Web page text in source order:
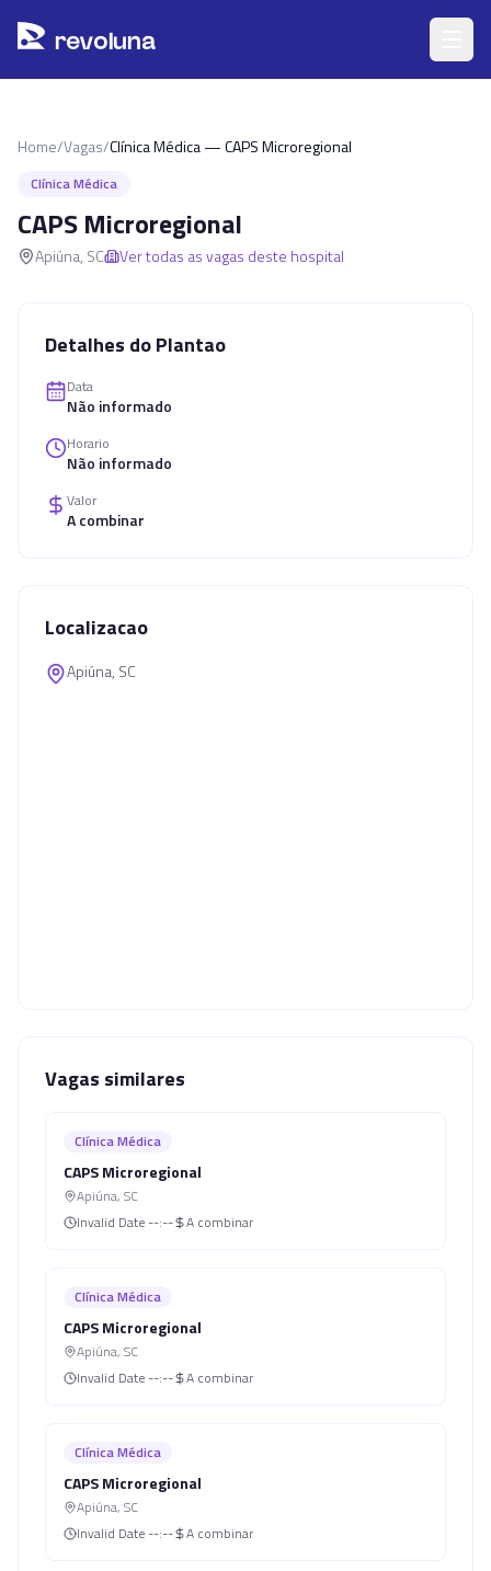
revoluna
Home/Vagas/Clínica Médica — CAPS Microregional
Clínica Médica
CAPS Microregional
Apiúna, SC Ver todas as vagas deste hospital
Detalhes do Plantao
Data
Não informado
Horario
Não informado
Valor
A combinar
Localizacao
Apiúna, SC
Vagas similares
Clínica Médica
CAPS Microregional
Apiúna, SC
Invalid Date --:-- A combinar
Clínica Médica
CAPS Microregional
Apiúna, SC
Invalid Date --:-- A combinar
Clínica Médica
CAPS Microregional
Apiúna, SC
Invalid Date --:-- A combinar